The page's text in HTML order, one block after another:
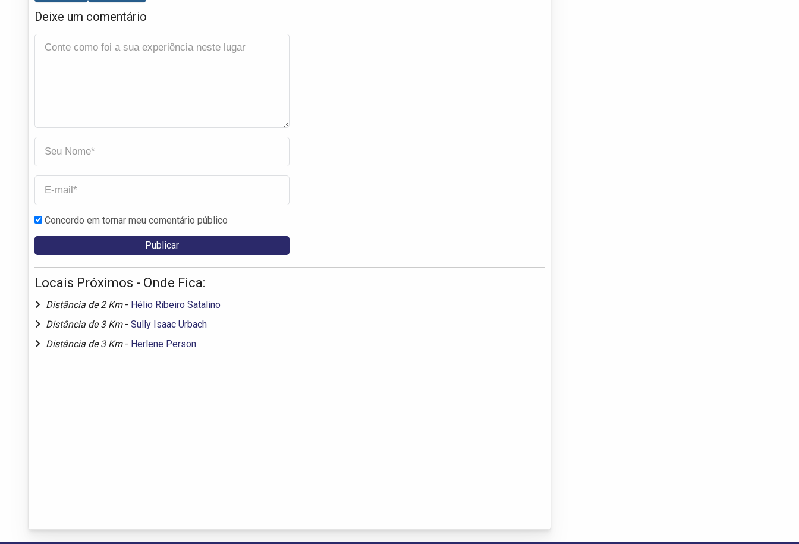
Deixe um comentário
Concordo em tornar meu comentário público
Locais Próximos - Onde Fica:
Distância de 2 Km - Hélio Ribeiro Satalino
Distância de 3 Km - Sully Isaac Urbach
Distância de 3 Km - Herlene Person